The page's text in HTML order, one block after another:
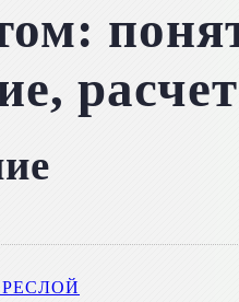
расчет